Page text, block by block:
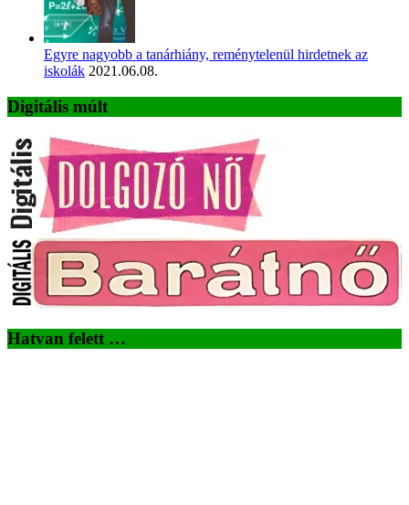
Egyre nagyobb a tanárhiány, reménytelenül hirdetnek az
iskolák 2021.06.08.
Digitális múlt
Hatvan felett …